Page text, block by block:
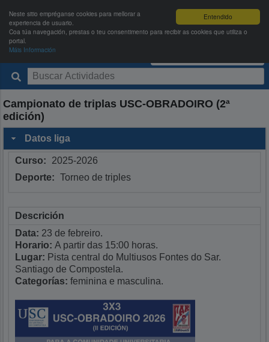
Entendido
Neste sitio empréganse cookies para mellorar a
experiencia de usuario.
Coa túa navegación, prestas o teu consentimento para recibir as cookies que utiliza o
portal.
Máis InformaciónDeportes USC
Campionato de triplas USC-OBRADOIRO (2ª
edición)
Datos liga
Curso:
2025-2026
Deporte: Torneo de triples
Descrición
Data: 23 de febreiro.
Horario: A partir das 15:00 horas.
Lugar: Pista central do Multiusos Fontes do Sar.
Santiago de Compostela.
Categorías:feminina e masculina.